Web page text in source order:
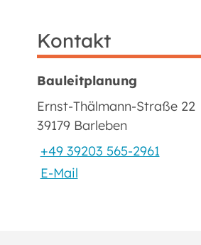
Kontakt
Bauleitplanung
Ernst-Thälmann-Straße 22
39179 Barleben
+49 39203 565-2961
E-Mail